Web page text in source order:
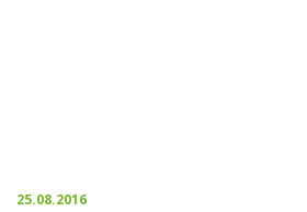
25.08.2016